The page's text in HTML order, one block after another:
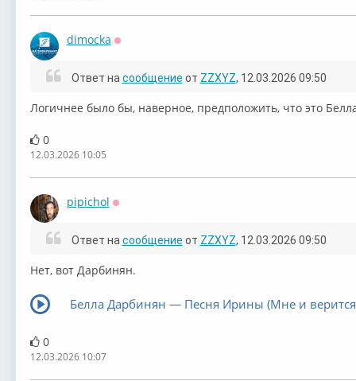
dimocka
Ответ на сообщение от ZZXYZ, 12.03.2026 09:50
Логичнее было бы, наверное, предположить, что это
0
12.03.2026 10:05
pipichol
Ответ на сообщение от ZZXYZ, 12.03.2026 09:50
Нет, вот Дарбинян.
Белла Дарбинян — Песня Ирины (Мне и
0
12.03.2026 10:07